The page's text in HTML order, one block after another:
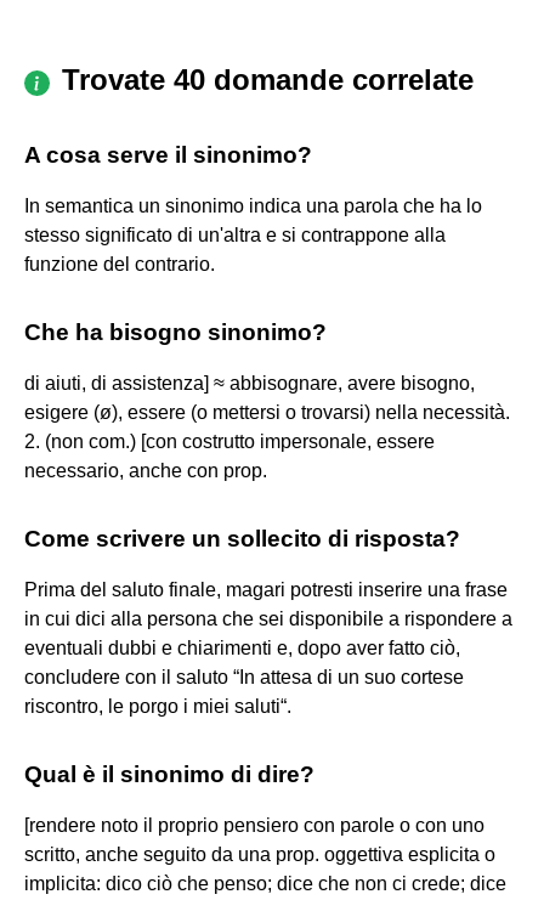
Trovate 40 domande correlate
A cosa serve il sinonimo?
In semantica un sinonimo indica una parola che ha lo
stesso significato di un'altra e si contrappone alla
funzione del contrario.
Che ha bisogno sinonimo?
di aiuti, di assistenza] ≈ abbisognare, avere bisogno,
esigere (ø), essere (o mettersi o trovarsi) nella necessità.
2. (non com.) [con costrutto impersonale, essere
necessario, anche con prop.
Come scrivere un sollecito di risposta?
Prima del saluto finale, magari potresti inserire una frase
in cui dici alla persona che sei disponibile a rispondere a
eventuali dubbi e chiarimenti e, dopo aver fatto ciò,
concludere con il saluto “In attesa di un suo cortese
riscontro, le porgo i miei saluti“.
Qual è il sinonimo di dire?
[rendere noto il proprio pensiero con parole o con uno
scritto, anche seguito da una prop. oggettiva esplicita o
implicita: dico ciò che penso; dice che non ci crede; dice